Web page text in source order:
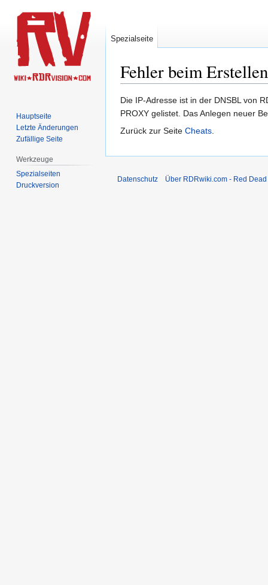
Fehler beim
Zur
Navigation
springen
Zur
Suche
springen
Die IP-Adresse ist in der DNSBL von
PROXY gelistet. Das Anlegen neuer
Zurück zur Seite Cheats.
Spezialseite
Hauptseite
Letzte Änderungen
Zufällige Seite
Werkzeuge
Spezialseiten
Druckversion
Datenschutz Über RDRwiki.com - Red